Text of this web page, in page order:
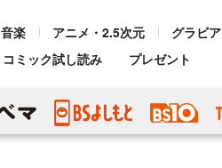
音楽 アニメ・2.5次元 グラビア
コミック試し読み プレゼント